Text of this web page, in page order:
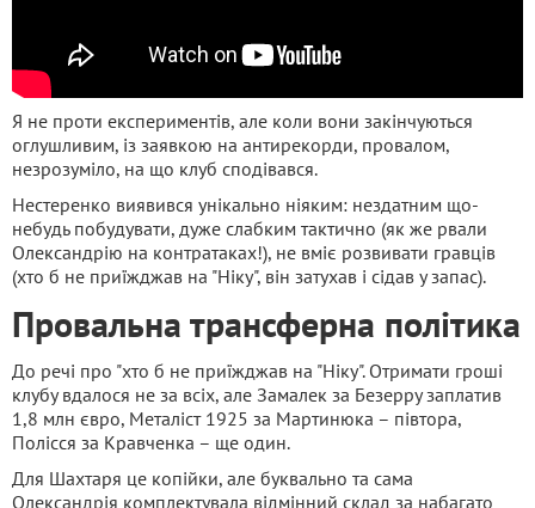
Я не проти експериментів, але коли вони закінчуються
оглушливим, із заявкою на антирекорди, провалом,
незрозуміло, на що клуб сподівався.
Нестеренко виявився унікально ніяким: нездатним що-
небудь побудувати, дуже слабким тактично (як же рвали
Олександрію на контратаках!), не вміє розвивати гравців
(хто б не приїжджав на "Ніку", він затухав і сідав у запас).
Провальна трансферна політика
До речі про "хто б не приїжджав на "Ніку". Отримати гроші
клубу вдалося не за всіх, але Замалек за Безерру заплатив
1,8 млн євро, Металіст 1925 за Мартинюка – півтора,
Полісся за Кравченка – ще один.
Для Шахтаря це копійки, але буквально та сама
Олександрія комплектувала відмінний склад за набагато